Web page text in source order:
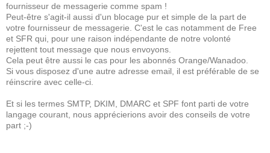
fournisseur de messagerie comme spam !
Peut-être s'agit-il aussi d'un blocage pur et simple de la part de
votre fournisseur de messagerie. C'est le cas notamment de Free
et SFR qui, pour une raison indépendante de notre volonté
rejettent tout message que nous envoyons.
Cela peut être aussi le cas pour les abonnés Orange/Wanadoo.
Si vous disposez d'une autre adresse email, il est préférable de se
réinscrire avec celle-ci.
Et si les termes SMTP, DKIM, DMARC et SPF font parti de votre
langage courant, nous apprécierions avoir des conseils de votre
part ;-)